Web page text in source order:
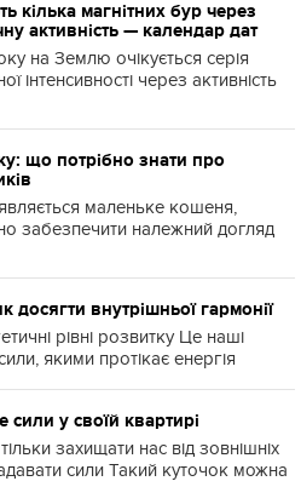
кілька магнітних бур через
активність — календар дат
на Землю очікується серія
інтенсивності через активність
що потрібно знати про
маленьке кошеня,
забезпечити належний догляд
досягти внутрішньої гармонії
рівні розвитку Це наші
якими протікає енергія
сили у своїй квартирі
захищати нас від зовнішніх
сили Такий куточок можна